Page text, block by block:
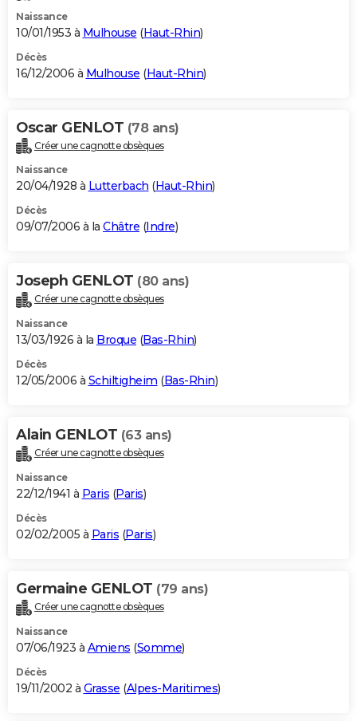
Naissance
10/01/1953 à Mulhouse (Haut-Rhin)
Décès
16/12/2006 à Mulhouse (Haut-Rhin)
Oscar GENLOT (78 ans)
Créer une cagnotte obsèques
Naissance
20/04/1928 à Lutterbach (Haut-Rhin)
Décès
09/07/2006 à la Châtre (Indre)
Joseph GENLOT (80 ans)
Créer une cagnotte obsèques
Naissance
13/03/1926 à la Broque (Bas-Rhin)
Décès
12/05/2006 à Schiltigheim (Bas-Rhin)
Alain GENLOT (63 ans)
Créer une cagnotte obsèques
Naissance
22/12/1941 à Paris (Paris)
Décès
02/02/2005 à Paris (Paris)
Germaine GENLOT (79 ans)
Créer une cagnotte obsèques
Naissance
07/06/1923 à Amiens (Somme)
Décès
19/11/2002 à Grasse (Alpes-Maritimes)